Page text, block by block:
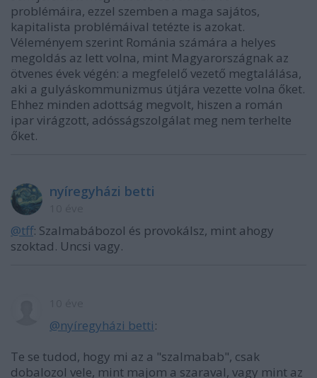
problémáira, ezzel szemben a maga sajátos,
kapitalista problémáival tetézte is azokat.
Véleményem szerint Románia számára a helyes
megoldás az lett volna, mint Magyarországnak az
ötvenes évek végén: a megfelelő vezető megtalálása,
aki a gulyáskommunizmus útjára vezette volna őket.
Ehhez minden adottság megvolt, hiszen a román
ipar virágzott, adósságszolgálat meg nem terhelte
őket.
nyíregyházi betti
@tff: Szalmabábozol és provokálsz, mint ahogy
szoktad. Uncsi vagy.
@nyíregyházi betti:
Te se tudod, hogy mi az a "szalmabab", csak
dobalozol vele, mint majom a szaraval, vagy mint az